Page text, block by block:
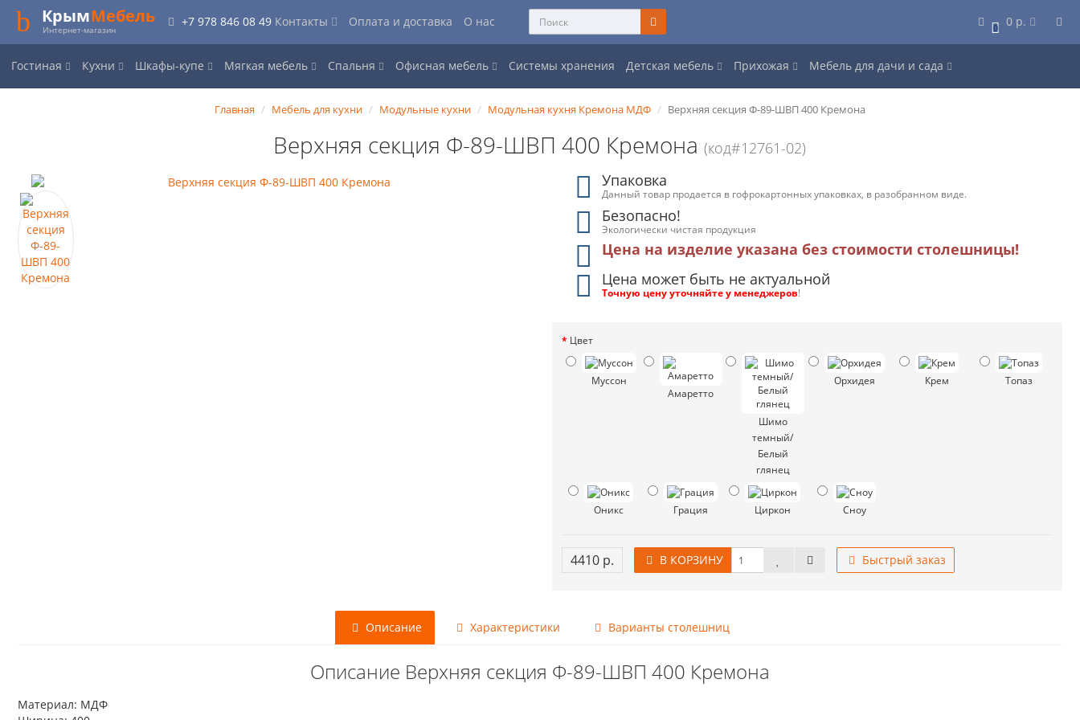
КрымМебель
Интернет-магазин
+7 978 846 08 49 Контакты Оплата и доставка О нас 0 0 р.
Гостиная Кухни Шкафы-купе Мягкая мебель Спальня Офисная мебель Системы хранения Детская мебель Прихожая Мебель для дачи и сада
Главная Мебель для кухни Модульные кухни Модульная кухня Кремона МДФ Верхняя секция Ф-89-ШВП 400 Кремона
Верхняя секция Ф-89-ШВП 400 Кремона(код#12761-02)
Упаковка
Данный товар продается в гофрокартонных упаковках, в разобранном виде.
Безопасно!
Экологически чистая продукция
Цена на изделие указана без стоимости столешницы!
Цена может быть не актуальной
Точную цену уточняйте у менеджеров!
Цвет
Муссон
Амаретто
Шимо
темный/
Белый
глянец
Орхидея Крем Топаз
Оникс Грация Циркон Сноу
4410 р. В КОРЗИНУ Быстрый заказ
Описание Характеристики Варианты столешниц
Описание Верхняя секция Ф-89-ШВП 400 Кремона
Материал: МДФ